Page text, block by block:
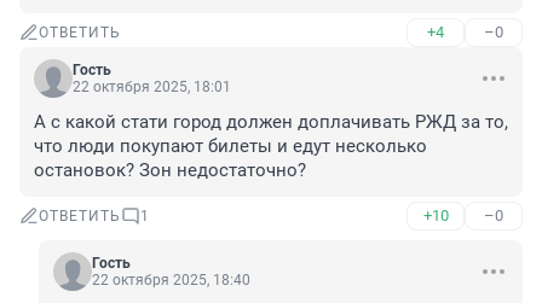
ОТВЕТИТЬ +4 –0
Гость
22 октября 2025, 18:01
А с какой стати город должен доплачивать РЖД за то,
что люди покупают билеты и едут несколько
остановок? Зон недостаточно?
ОТВЕТИТЬ 1 +10 –0
Гость
22 октября 2025, 18:40